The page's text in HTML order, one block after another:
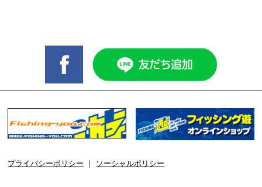
プライバシーポリシー ソーシャルポリシー